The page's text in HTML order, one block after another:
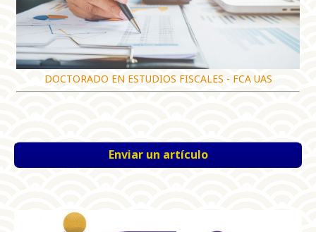
DOCTORADO EN ESTUDIOS FISCALES - FCA UAS
Enviar un artículo